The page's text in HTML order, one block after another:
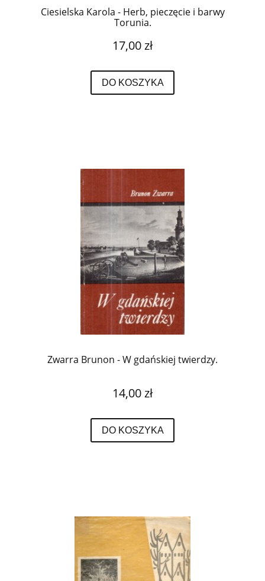
Ciesielska Karola - Herb, pieczęcie i barwy
Torunia.
17,00 zł
DO KOSZYKA
Zwarra Brunon - W gdańskiej twierdzy.
14,00 zł
DO KOSZYKA